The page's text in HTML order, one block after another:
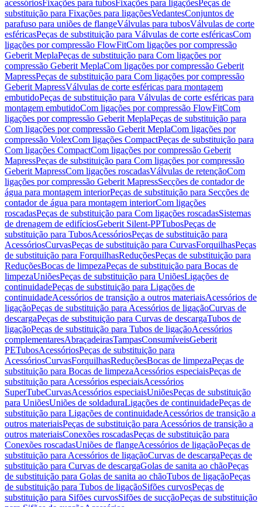
acessóriosFixações para tubosFixações para ligaçõesPeças de
substituição para Fixações para ligaçõesVedantesConjuntos de
parafuso para uniões de flangeVálvulas para tubosVálvulas de corte
esféricasPeças de substituição para Válvulas de corte esféricasCom
ligações por compressão FlowFitCom ligações por compressão
Geberit MeplaPeças de substituição para Com ligações por
compressão Geberit MeplaCom ligações por compressão Geberit
MapressPeças de substituição para Com ligações por compressão
Geberit MapressVálvulas de corte esféricas para montagem
embutidoPeças de substituição para Válvulas de corte esféricas para
montagem embutidoCom ligações por compressão FlowFitCom
ligações por compressão Geberit MeplaPeças de substituição para
Com ligações por compressão Geberit MeplaCom ligações por
compressão VolexCom ligações CompactPeças de substituição para
Com ligações CompactCom ligações por compressão Geberit
MapressPeças de substituição para Com ligações por compressão
Geberit MapressCom ligações roscadasVálvulas de retençãoCom
ligações por compressão Geberit MapressSecções de contador de
água para montagem interiorPeças de substituição para Secções de
contador de água para montagem interiorCom ligações
roscadasPeças de substituição para Com ligações roscadasSistemas
de drenagem de edifíciosGeberit Silent-PPTubosPeças de
substituição para TubosAcessóriosPeças de substituição para
AcessóriosCurvasPeças de substituição para CurvasForquilhasPeças
de substituição para ForquilhasReduçõesPeças de substituição para
ReduçõesBocas de limpezaPeças de substituição para Bocas de
limpezaUniõesPeças de substituição para UniõesLigações de
continuidadePeças de substituição para Ligações de
continuidadeAcessórios de transição a outros materiaisAcessórios de
ligaçãoPeças de substituição para Acessórios de ligaçãoCurvas de
descargaPeças de substituição para Curvas de descargaTubos de
ligaçãoPeças de substituição para Tubos de ligaçãoAcessórios
complementaresAbraçadeirasTampasConsumíveisGeberit
PETubosAcessóriosPeças de substituição para
AcessóriosCurvasForquilhasReduçõesBocas de limpezaPeças de
substituição para Bocas de limpezaAcessórios especiaisPeças de
substituição para Acessórios especiaisAcessórios
SuperTubeCurvasAcessórios especiaisUniõesPeças de substituição
para UniõesUniões de soldaduraLigações de continuidadePeças de
substituição para Ligações de continuidadeAcessórios de transição a
outros materiaisPeças de substituição para Acessórios de transição a
outros materiaisConexões roscadasPeças de substituição para
Conexões roscadasUniões de flangeAcessórios de ligaçãoPeças de
substituição para Acessórios de ligaçãoCurvas de descargaPeças de
substituição para Curvas de descargaGolas de sanita ao chãoPeças
de substituição para Golas de sanita ao chãoTubos de ligaçãoPeças
de substituição para Tubos de ligaçãoSifões curvosPeças de
substituição para Sifões curvosSifões de sucçãoPeças de substituição